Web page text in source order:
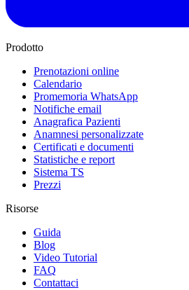
Prodotto
Prenotazioni online
Calendario
Promemoria WhatsApp
Notifiche email
Anagrafica Pazienti
Anamnesi personalizzate
Certificati e documenti
Statistiche e report
Sistema TS
Prezzi
Risorse
Guida
Blog
Video Tutorial
FAQ
Contattaci